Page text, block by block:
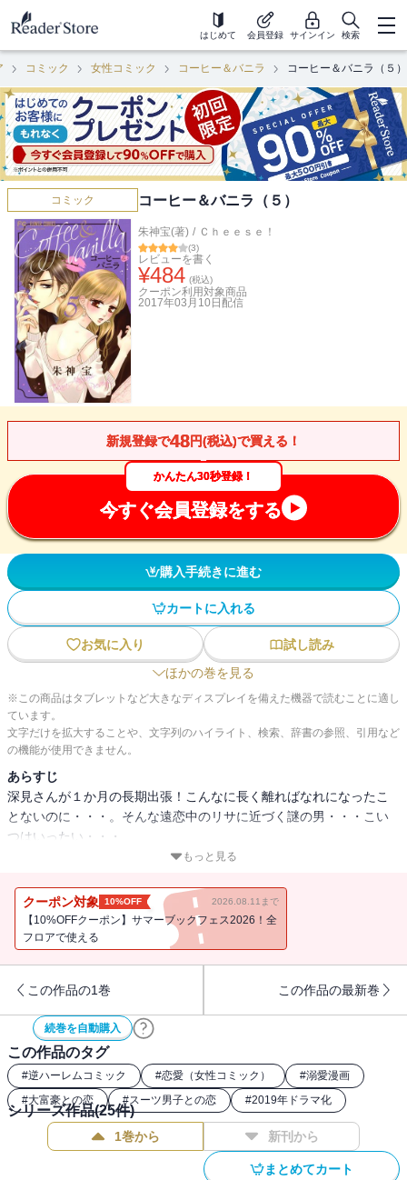
はじめて 会員登録 サインイン 検索
コミック 女性コミック コーヒー＆バニラ コーヒー＆バニラ（５）
コミック コーヒー＆バニラ（５）
朱神宝(著) / Ｃｈｅｅｓｅ！
(3)
レビューを書く
¥484 (税込)
クーポン利用対象商品
2017年03月10日 配信
新規登録で48円(税込)で買える！
かんたん30秒登録！
今すぐ会員登録をする
購入手続きに進む
カートに入れる
お気に入り
試し読み
ほかの巻を見る
※この商品はタブレットなど大きなディスプレイを備えた機器で読むことに適し
ています。
文字だけを拡大することや、文字列のハイライト、検索、辞書の参照、引用など
の機能が使用できません。
あらすじ
深見さんが１か月の長期出張！こんなに長く離ればなれになったこ
とないのに・・・。そんな遠恋中のリサに近づく謎の男・・・こい
つはいったい・・・
遠恋中でも甘さMAXのコヒバニワールド開幕です！！
もっと見る
クーポン対象 10%OFF 2026.08.11まで
【10%OFFクーポン】サマーブックフェス2026！全
フロアで使える
この作品の1巻 この作品の最新巻
続巻を自動購入
この作品のタグ
#逆ハーレムコミック #恋愛（女性コミック） #溺愛漫画
#大富豪との恋 #スーツ男子との恋 #2019年ドラマ化
シリーズ作品(25件)
1巻から 新刊から
まとめてカート